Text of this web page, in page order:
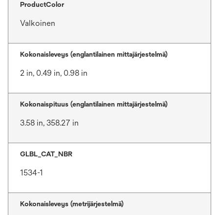
ProductColor
Valkoinen
Kokonaisleveys (englantilainen mittajärjestelmä)
2 in, 0.49 in, 0.98 in
Kokonaispituus (englantilainen mittajärjestelmä)
3.58 in, 358.27 in
GLBL_CAT_NBR
1534-1
Kokonaisleveys (metrijärjestelmä)